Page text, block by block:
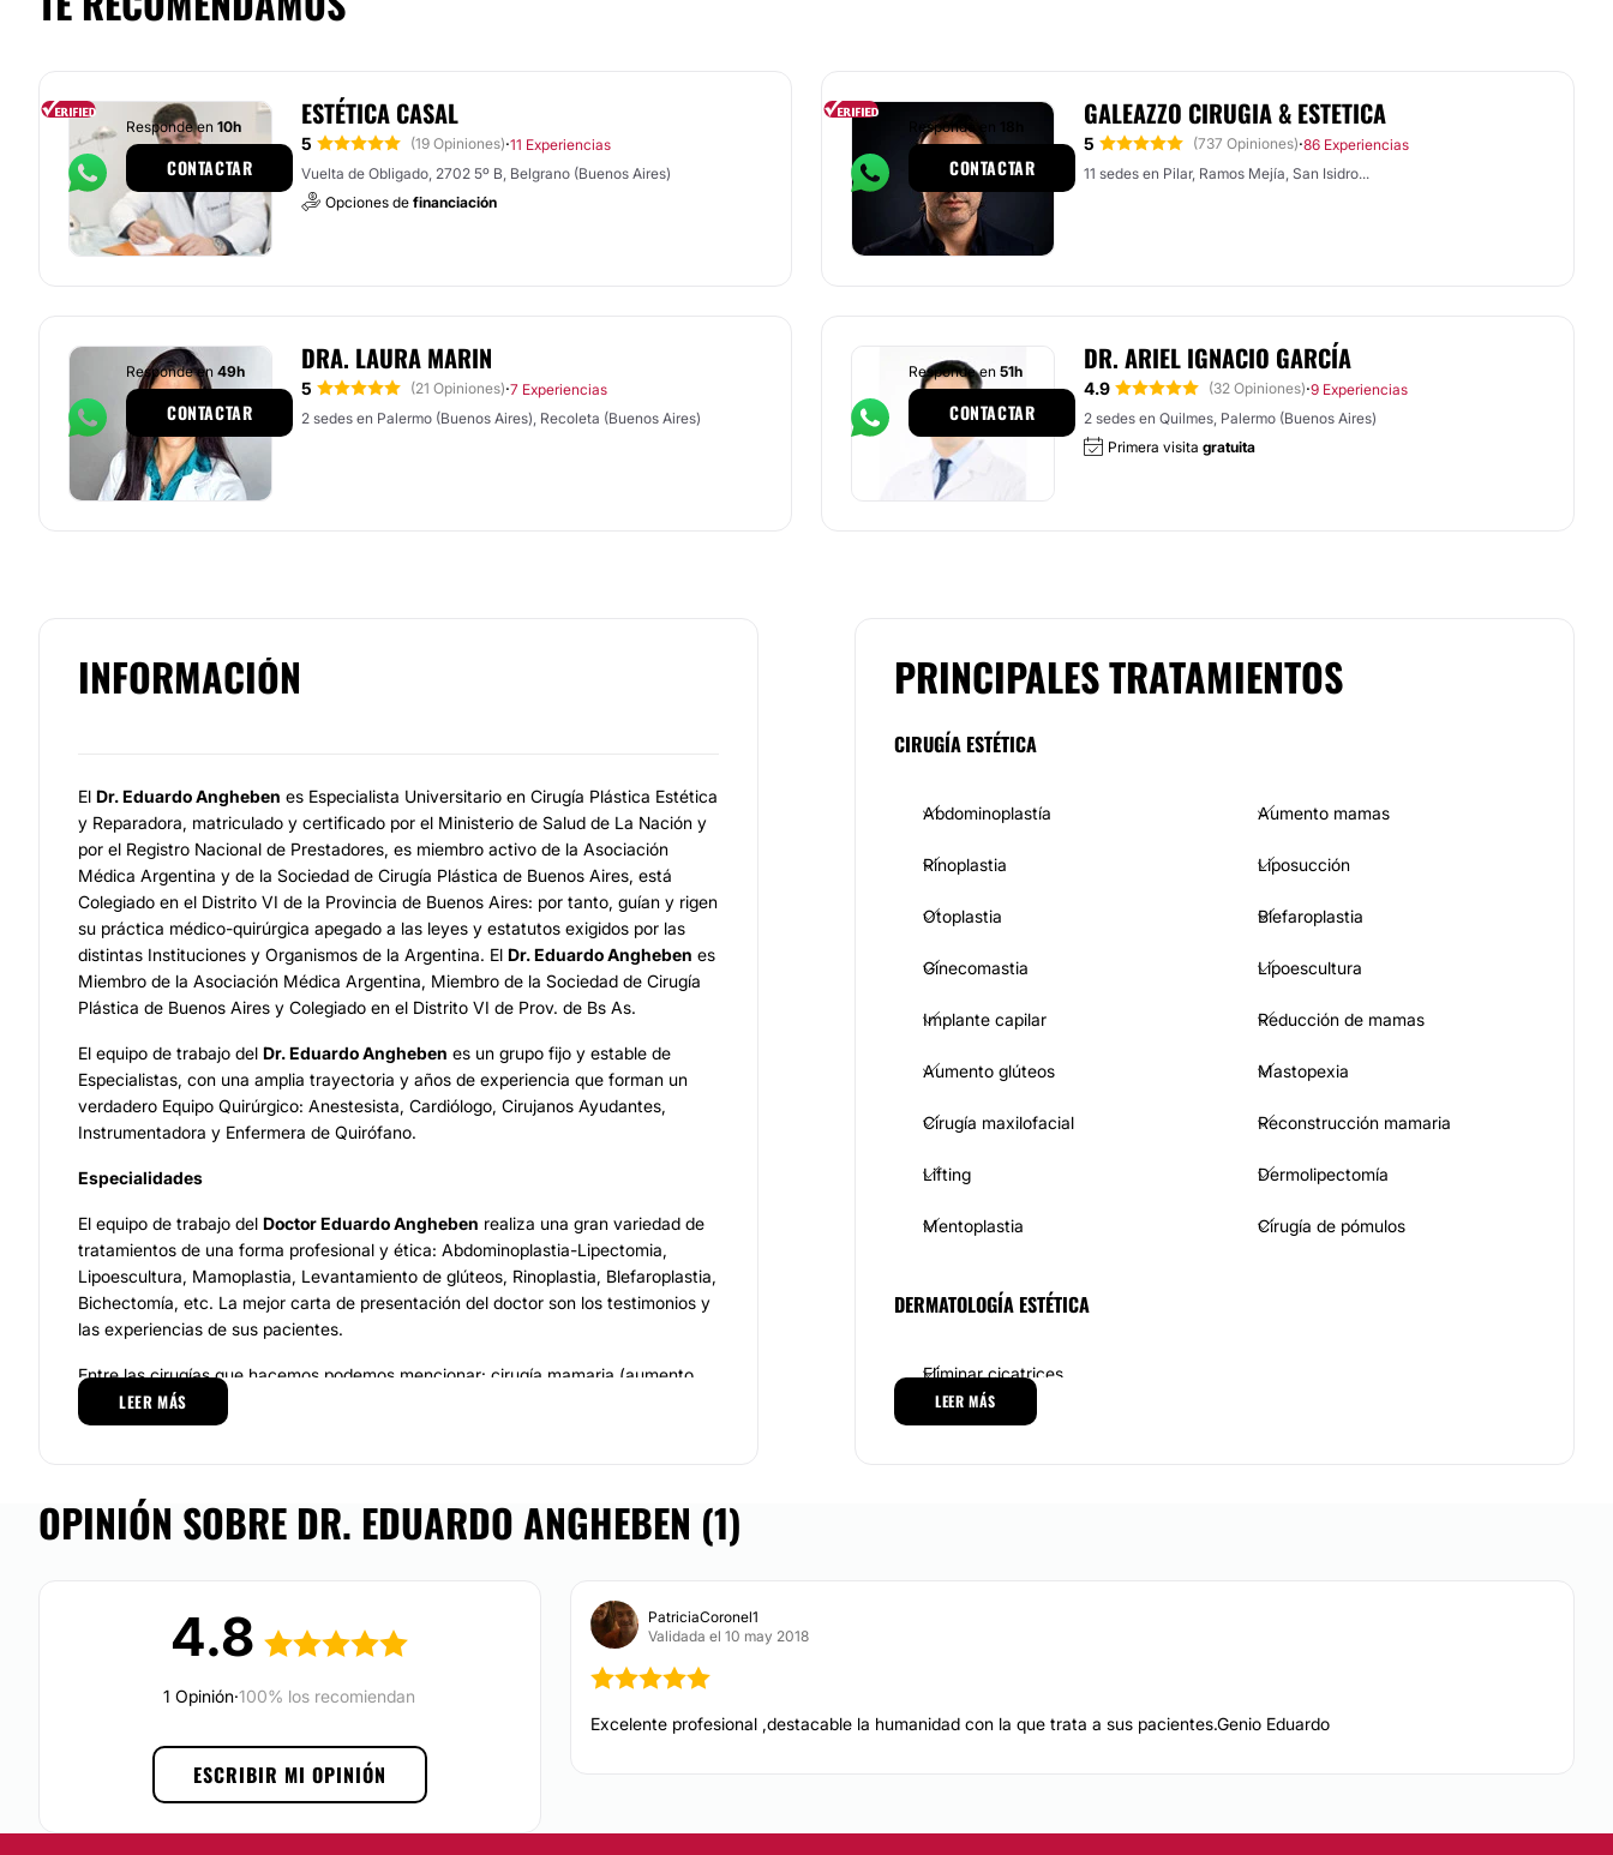
ESTÉTICA CASAL
5 (19 Opiniones)·11 Experiencias
Vuelta de Obligado, 2702 5º B, Belgrano (Buenos Aires)
Opciones de financiación
Responde en 10h
CONTACTAR
GALEAZZO CIRUGIA & ESTETICA
5 (737 Opiniones)·86 Experiencias
11 sedes en Pilar, Ramos Mejía, San Isidro...
Responde en
CONTACTAR
DRA. LAURA MARIN
5 (21 Opiniones)·7 Experiencias
2 sedes en Palermo (Buenos Aires), Recoleta (Buenos Aires)
Responde en 49h
CONTACTAR
DR. ARIEL IGNACIO GARCÍA
4.9 (32 Opiniones)·9 Experiencias
2 sedes en Quilmes, Palermo (Buenos Aires)
Primera visita gratuita
Responde en 51h
CONTACTAR
INFORMACIÓN
El Dr. Eduardo Angheben es Especialista Universitario en Cirugía Plástica Estética
y Reparadora, matriculado y certificado por el Ministerio de Salud de La Nación y
por el Registro Nacional de Prestadores, es miembro activo de la Asociación
Médica Argentina y de la Sociedad de Cirugía Plástica de Buenos Aires, está
Colegiado en el Distrito VI de la Provincia de Buenos Aires: por tanto, guían y rigen
su práctica médico-quirúrgica apegado a las leyes y estatutos exigidos por las
distintas Instituciones y Organismos de la Argentina. El Dr. Eduardo Angheben es
Miembro de la Asociación Médica Argentina, Miembro de la Sociedad de Cirugía
Plástica de Buenos Aires y Colegiado en el Distrito VI de Prov. de Bs As.
El equipo de trabajo del Dr. Eduardo Angheben es un grupo fijo y estable de
Especialistas, con una amplia trayectoria y años de experiencia que forman un
verdadero Equipo Quirúrgico: Anestesista, Cardiólogo, Cirujanos Ayudantes,
Instrumentadora y Enfermera de Quirófano.
Especialidades
El equipo de trabajo del Doctor Eduardo Angheben realiza una gran variedad de
tratamientos de una forma profesional y ética: Abdominoplastia-Lipectomia,
Lipoescultura, Mamoplastia, Levantamiento de glúteos, Rinoplastia, Blefaroplastia,
Bichectomía, etc. La mejor carta de presentación del doctor son los testimonios y
las experiencias de sus pacientes.
Entre las cirugías que hacemos podemos mencionar: cirugía mamaria (aumento,
reducción y levantamiento), cirugías faciales como rinoplastia, otoplastia, cirugía
de párpados, bichectomía, entre otros. Y también realizamos cirugías corporales
Ubicación
El Doctor Eduardo Anghebenresuelve las inquietudes de sus pacientes y hace
Palermo, Buenos Aires. Nuestro consultorio cumple estrictamente con las normas
de calidad, higiene y seguridad requeridas. Perfección y disciplina son
características que el doctor emplea durante todo su trabajo para lograr el mejor
Financiación o facilidades de pago:
LEER MÁS
PRINCIPALES TRATAMIENTOS
CIRUGÍA ESTÉTICA
Abdominoplastía Aumento mamas
Rinoplastia Liposucción
Otoplastia Blefaroplastia
Ginecomastia Lipoescultura
Implante capilar Reducción de mamas
Aumento glúteos Mastopexia
Cirugía maxilofacial Reconstrucción mamaria
Lifting Dermolipectomía
Mentoplastia Cirugía de pómulos
DERMATOLOGÍA ESTÉTICA
Eliminar cicatrices
LEER MÁS
OPINIÓN SOBRE DR. EDUARDO ANGHEBEN (1)
4.8
1 Opinión·100% los recomiendan
ESCRIBIR MI OPINIÓN
PatriciaCoronel1
Validada el 10 may 2018
Excelente profesional ,destacable la humanidad con la que trata a sus pacientes.Genio Eduardo